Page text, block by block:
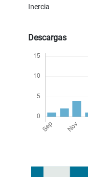
Inercia
Descargas